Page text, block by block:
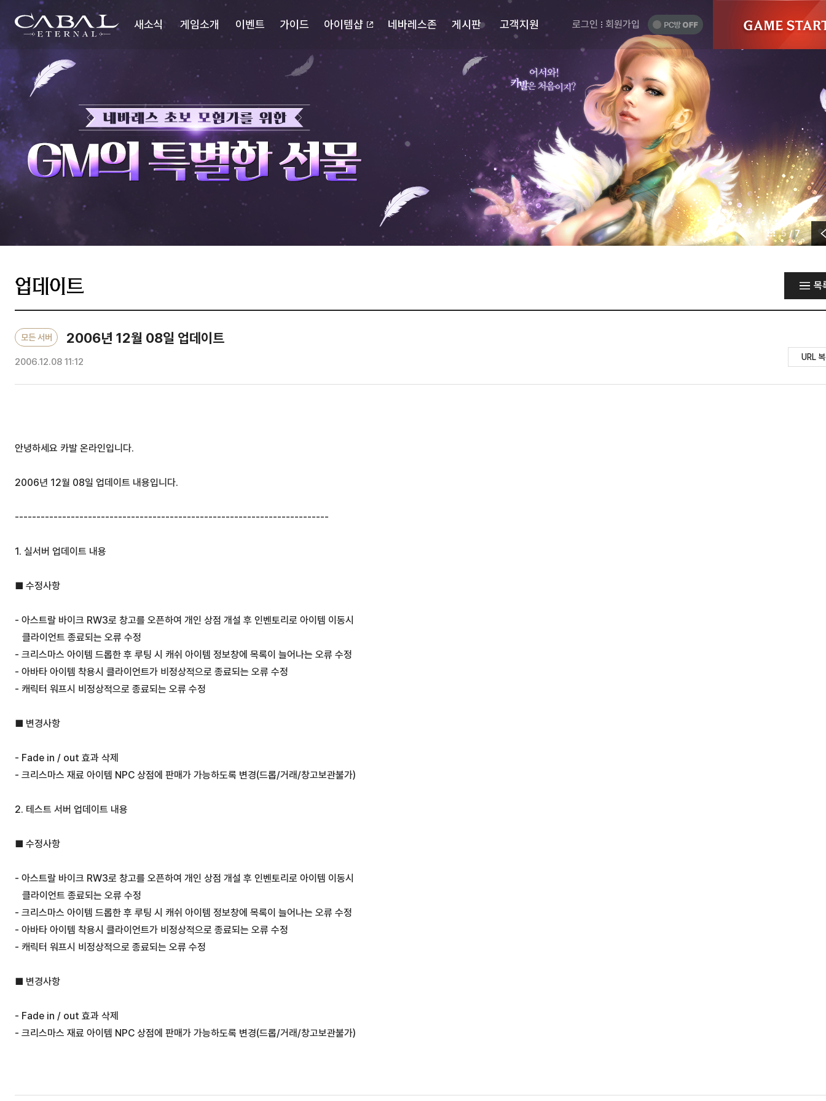
CABAL
TRANSCENDENCE
요
새소식
이슈 플러스
게임소개
배틀스타일
미디어
업데이트리뷰
이벤트 가이드
포스북
확률정보
아이템샵 네바레스존 게시판
자유게시판
공략게시판
고객지원
다운로드
고객센터
마이페이지
로그인 회원가입
PC
방
OFF
작
기
선
5 / 7
업데이트 목
모든 서버 2006년 12월 08일 업데이트
2006.12.08 11:12 URL
안녕하세요 카발 온라인입니다.
2006년 12월 08일 업데이트 내용입니다.
-------------------------------------------------------------------------
1. 실서버 업데이트 내용
■ 수정사항
- 아스트랄 바이크 RW3로 창고를 오픈하여 개인 상점 개설 후 인벤토리로 아이템 이동시
   클라이언트 종료되는 오류 수정
- 크리스마스 아이템 드롭한 후 루팅 시 캐쉬 아이템 정보창에 목록이 늘어나는 오류 수정
- 아바타 아이템 착용시 클라이언트가 비정상적으로 종료되는 오류 수정
- 캐릭터 워프시 비정상적으로 종료되는 오류 수정
■ 변경사항
- Fade in / out 효과 삭제
- 크리스마스 재료 아이템 NPC 상점에 판매가 가능하도록 변경(드롭/거래/창고보관불가)
2. 테스트 서버 업데이트 내용
■ 수정사항
- 아스트랄 바이크 RW3로 창고를 오픈하여 개인 상점 개설 후 인벤토리로 아이템 이동시
   클라이언트 종료되는 오류 수정
- 크리스마스 아이템 드롭한 후 루팅 시 캐쉬 아이템 정보창에 목록이 늘어나는 오류 수정
- 아바타 아이템 착용시 클라이언트가 비정상적으로 종료되는 오류 수정
- 캐릭터 워프시 비정상적으로 종료되는 오류 수정
■ 변경사항
- Fade in / out 효과 삭제
- 크리스마스 재료 아이템 NPC 상점에 판매가 가능하도록 변경(드롭/거래/창고보관불가)